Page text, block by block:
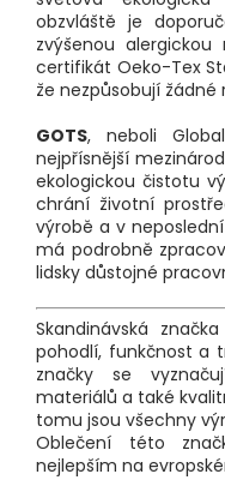
obzvláště je
zvýšenou alergickou
certifikát Oeko-Tex
že nezpůsobují žádné
GOTS, neboli
nejpřísnější
ekologickou čistotu
chrání životní
výrobě a v
má podrobně
lidsky důstojné
Skandinávská značka
pohodlí, funkčnost a
značky se
materiálů a také
tomu jsou všechny
Oblečení této
nejlepším na